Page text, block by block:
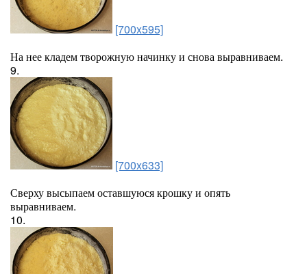
[700x595]
На нее кладем творожную начинку и снова выравниваем.
9.
[700x633]
Сверху высыпаем оставшуюся крошку и опять
выравниваем.
10.